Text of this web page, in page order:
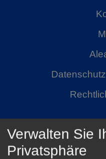
Verwalten Sie
Privatsphäre